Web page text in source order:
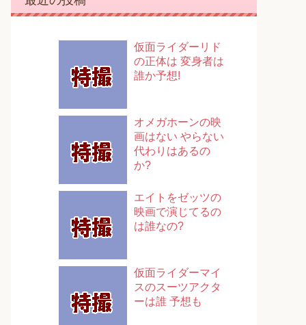
仮面ライダーリド
の正体は 変身者は
誰か予想!
オメガホーンの映
画はない やらない
代わりはあるの
か?
エイトをゼッツの
映画で演じてるの
は誰なの?
仮面ライダーマイ
スのスーツアクタ
ーは誰 予想も